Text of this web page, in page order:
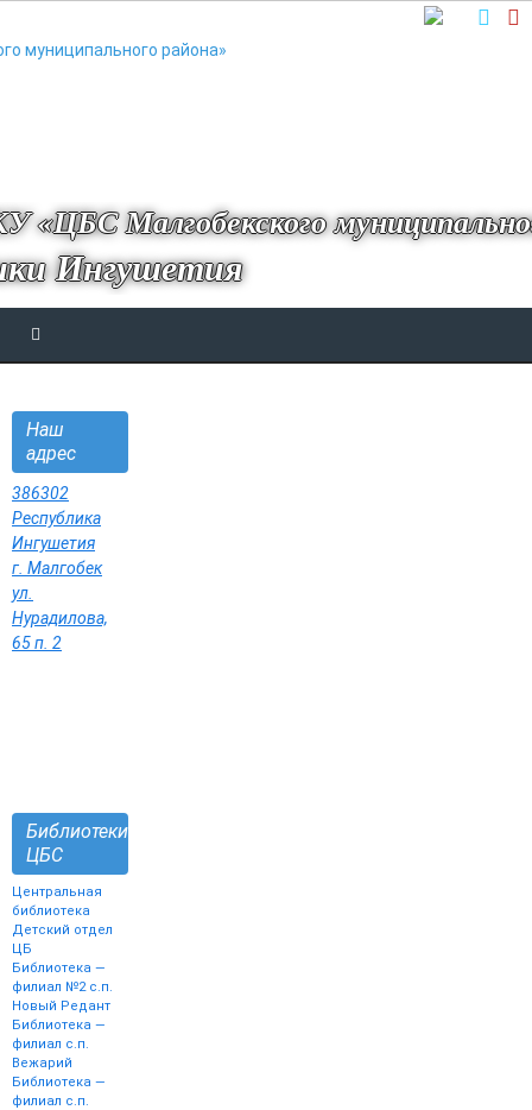
«ЦБС Малгобекского
Ингушетия
Наш
адрес
386302
Республика
Ингушетия
г. Малгобек
ул.
Нурадилова,
65 п. 2
Библиотеки
ЦБС
Центральная
библиотека
Детский отдел
ЦБ
Библиотека —
филиал №2 с.п.
Новый Редант
Библиотека —
филиал с.п.
Вежарий
Библиотека —
филиал с.п.